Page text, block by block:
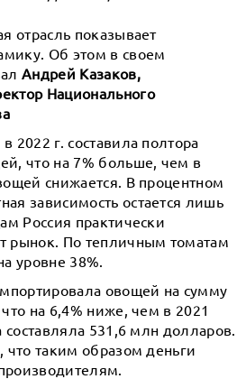
отрасль показывает
Об этом в своем
Андрей Казаков,
Национального
2022 г. составила полтора
что на 7% больше, чем в
снижается. В процентном
зависимость остается лишь
Россия практически
рынок. По тепличным томатам
уровне 38%.
овощей на сумму
на 6,4% ниже, чем в 2021
составляла 531,6 млн долларов.
что таким образом деньги